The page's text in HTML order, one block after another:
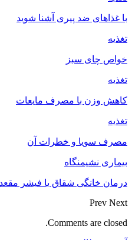
با غذاهای ضد پیری آشنا شوید
تغذیه
خواص چای سبز
تغذیه
کاهش وزن با مصرف مایعات
تغذیه
مصرف سویا و خطرات آن
بیماری نشیمنگاه
درمان خانگی شقاق یا فیشر مقعد
Prev Next
Comments are closed.